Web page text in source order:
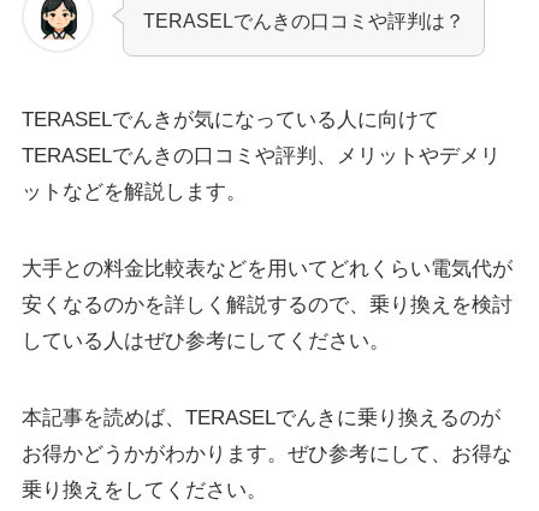
TERASELでんきの口コミや評判は？
TERASELでんきが気になっている人に向けて
TERASELでんきの口コミや評判、メリットやデメリ
ットなどを解説します。
大手との料金比較表などを用いてどれくらい電気代が
安くなるのかを詳しく解説するので、乗り換えを検討
している人はぜひ参考にしてください。
本記事を読めば、TERASELでんきに乗り換えるのが
お得かどうかがわかります。ぜひ参考にして、お得な
乗り換えをしてください。